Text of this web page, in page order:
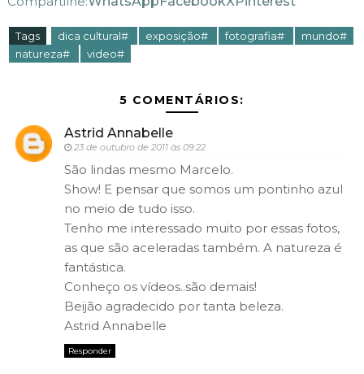
Tags dica cultural# exposição# fotografia#
mundo#
natureza#
video#
5 COMENTÁRIOS:
Astrid Annabelle
23 de outubro de 2011 às 09:22
São lindas mesmo Marcelo.
Show! E pensar que somos um pontinho azul
no meio de tudo isso.
Tenho me interessado muito por essas fotos,
as que são aceleradas também. A natureza é
fantástica.
Conheço os vídeos..são demais!
Beijão agradecido por tanta beleza.
Astrid Annabelle
Responder